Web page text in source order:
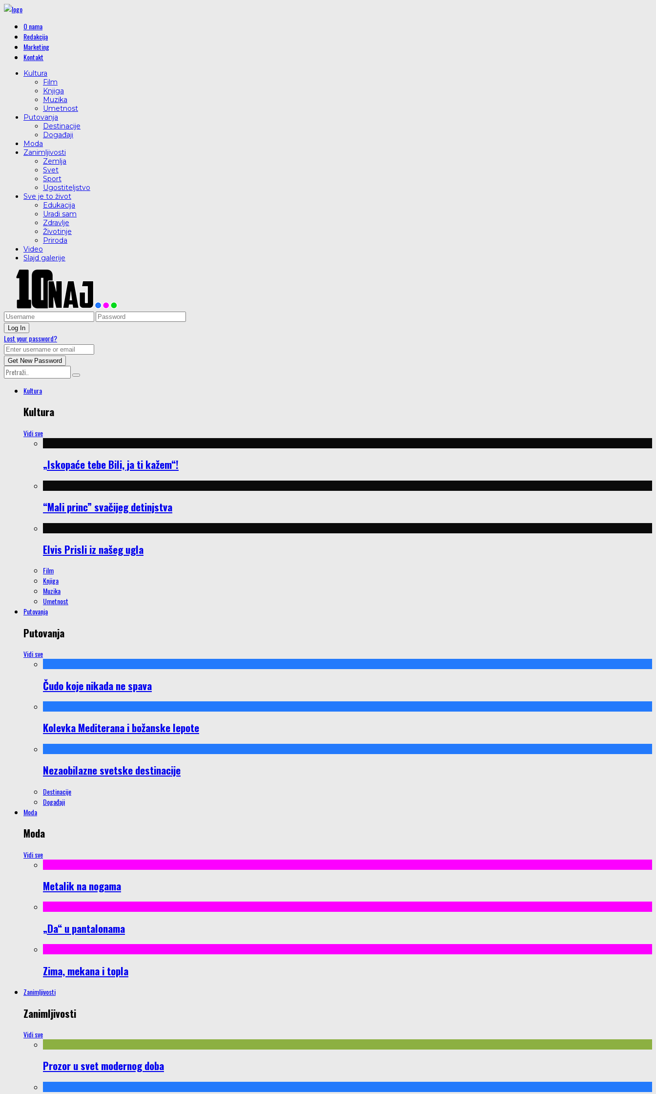
O nama
Redakcija
Marketing
Kontakt
Kultura
Film
Knjiga
Muzika
Umetnost
Putovanja
Destinacije
Događaji
Moda
Zanimljivosti
Zemlja
Svet
Sport
Ugostiteljstvo
Sve je to život
Edukacija
Uradi sam
Zdravlje
Životinje
Priroda
Video
Slajd galerije
Lost your password?
Kultura
Kultura
Vidi sve
„Iskopaće tebe Bili, ja ti kažem“!
“Mali princ” svačijeg detinjstva
Elvis Prisli iz našeg ugla
Film
Knjiga
Muzika
Umetnost
Putovanja
Putovanja
Vidi sve
Čudo koje nikada ne spava
Kolevka Mediterana i božanske lepote
Nezaobilazne svetske destinacije
Destinacije
Događaji
Moda
Moda
Vidi sve
Metalik na nogama
„Da“ u pantalonama
Zima, mekana i topla
Zanimljivosti
Zanimljivosti
Vidi sve
Prozor u svet modernog doba